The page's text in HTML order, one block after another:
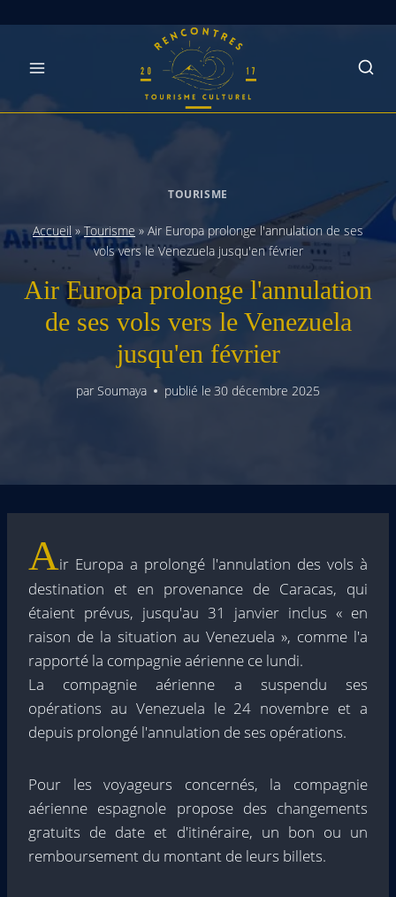
TOURISME
Accueil » Tourisme » Air Europa prolonge l'annulation de ses
vols vers le Venezuela jusqu'en février
Air Europa prolonge l'annulation
de ses vols vers le Venezuela
jusqu'en février
par Soumaya publié le 30 décembre 2025
Air Europa a prolongé l'annulation des vols à
destination et en provenance de Caracas, qui
étaient prévus, jusqu'au 31 janvier inclus « en
raison de la situation au Venezuela », comme l'a
rapporté la compagnie aérienne ce lundi.
La compagnie aérienne a suspendu ses
opérations au Venezuela le 24 novembre et a
depuis prolongé l'annulation de ses opérations.
Pour les voyageurs concernés, la compagnie
aérienne espagnole propose des changements
gratuits de date et d'itinéraire, un bon ou un
remboursement du montant de leurs billets.